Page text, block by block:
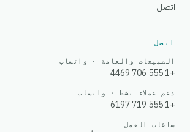
اتصل
اتصل
المبيعات والعامة · واتساب
+1 555 706 4469
دعم عملاء نشط · واتساب
+1 555 719 6197
ساعات العمل